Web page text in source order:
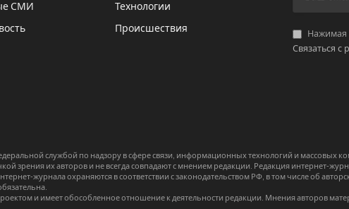
СМИ Технологии
Происшествия
Нажимая
Связаться с
службой по надзору в сфере связи, информационных технологий и массовых
зрения их авторов и не всегда совпадают с мнением редакции. Редакция интернет-
журнала охраняются в соответствии с законодательством РФ, в том числе об
и имеет обособленное отношение к деятельности редакции. Мнения авторов